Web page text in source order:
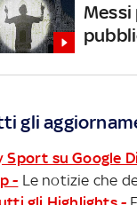
gli
Sport su Google
- Le notizie che